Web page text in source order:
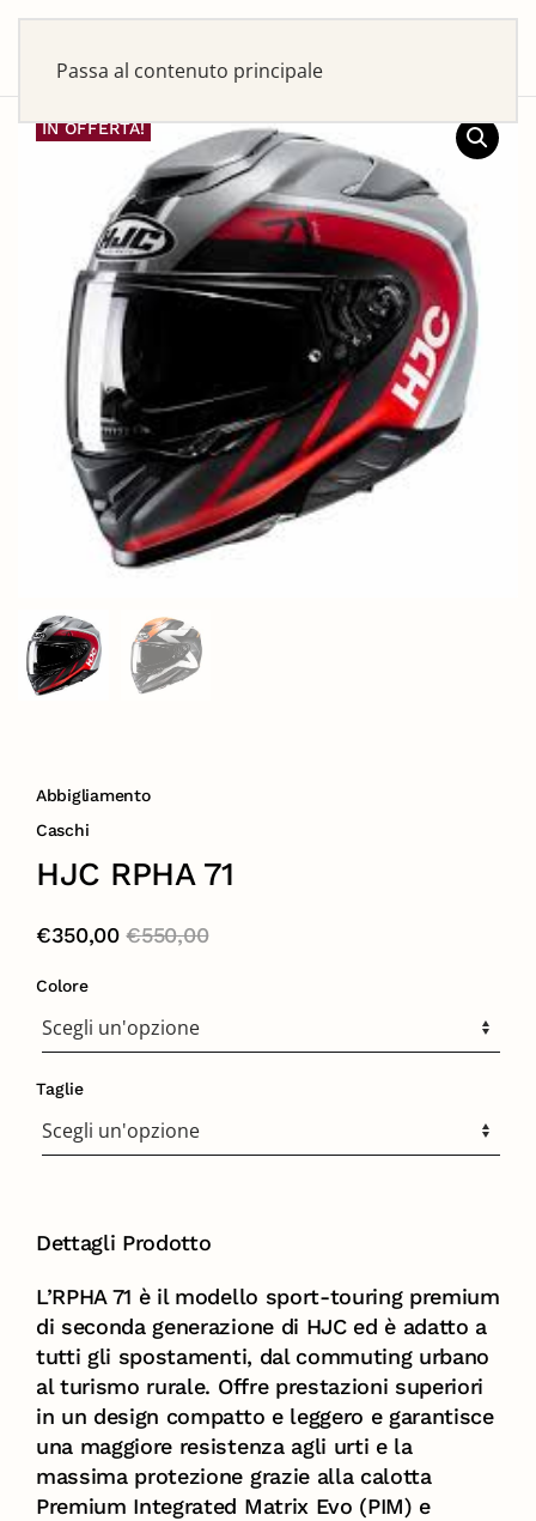
Passa al contenuto principale
IN OFFERTA!
Abbigliamento
Caschi
HJC RPHA 71
€350,00 €550,00
Colore
Taglie
Dettagli Prodotto
L’RPHA 71 è il modello sport-touring premium
di seconda generazione di HJC ed è adatto a
tutti gli spostamenti, dal commuting urbano
al turismo rurale. Offre prestazioni superiori
in un design compatto e leggero e garantisce
una maggiore resistenza agli urti e la
massima protezione grazie alla calotta
Premium Integrated Matrix Evo (PIM) e